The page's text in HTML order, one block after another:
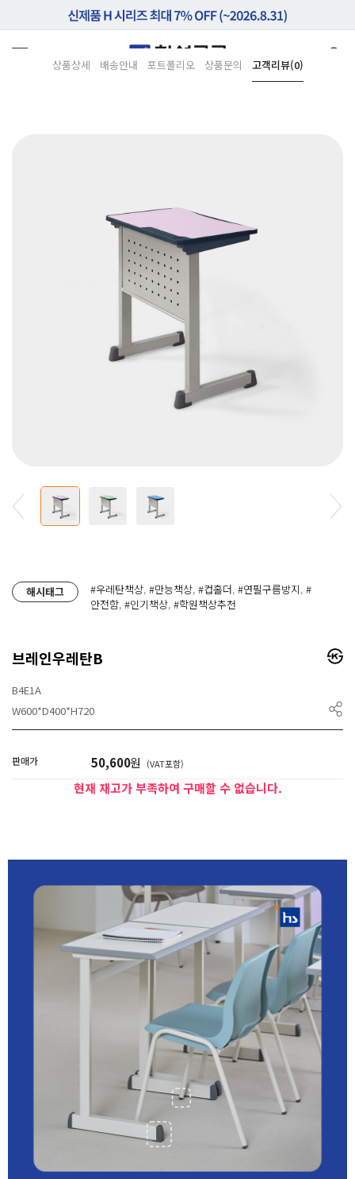
해시태그 #우레탄책상, #만능책상, #컵홀더, #연필구름방지, #
안전함, #인기책상, #학원책상추천
브레인우레탄B
B4E1A
W600*D400*H720
판매가 50,600원 (VAT포함)
현재 재고가 부족하여 구매할 수 없습니다.
상품상세 배송안내 포트폴리오 상품문의 고객리뷰(0)